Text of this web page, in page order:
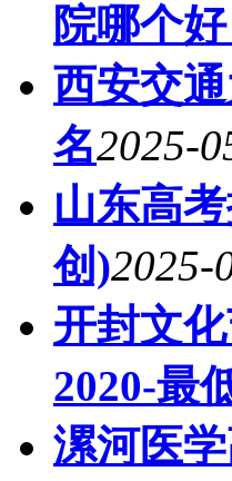
院哪个
西安交
名2025-
山东高
创)2025-
开封文
2020-最
漯河医